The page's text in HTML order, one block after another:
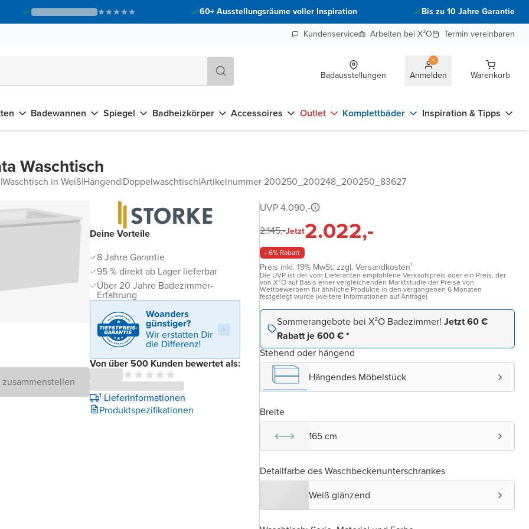
60+ Ausstellungsräume voller Inspiration
Bis zu 10 Jahre Garantie
Kundenservice
Arbeiten bei X²O Termin vereinbaren
Badausstellungen Anmelden Warenkorb
Badewannen Spiegel Badheizkörper Accessoires Outlet Komplettbäder Inspiration & Tipps
Waschtisch
|Waschtisch in Weiß|Hängend|Doppelwaschtisch|Artikelnummer 200250_200248_200250_83627
Deine Vorteile
8 Jahre Garantie
95 % direkt ab Lager lieferbar
Über 20 Jahre Badezimmer-
Erfahrung
Von über 500 Kunden bewertet als:
¹ Lieferinformationen
Produktspezifikationen
UVP 4.090,-
2.145,-Jetzt2.022,-
- 6% Rabatt
Preis inkl. 19% MwSt. zzgl. Versandkosten¹
Die UVP ist der vom Lieferanten empfohlene Verkaufspreis oder ein Preis, der
von X²O auf Basis einer vergleichenden Marktstudie der Preise von
Wettbewerbern für ähnliche Produkte in den vergangenen 6 Monaten
festgelegt wurde (weitere Informationen auf Anfrage)
Sommerangebote bei X²O Badezimmer! Jetzt 60 €
Rabatt je 600 € *
Stehend oder hängend
Hängendes Möbelstück
Breite
165 cm
Detailfarbe des Waschbeckenunterschrankes
Weiß glänzend